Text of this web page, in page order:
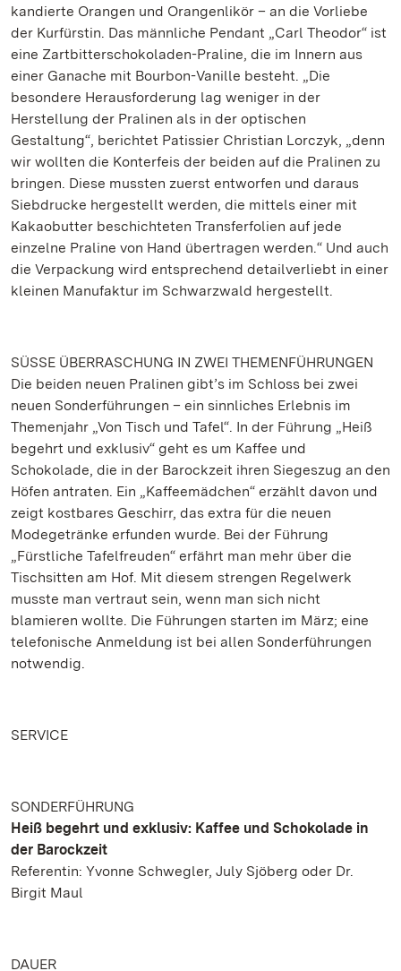
kandierte Orangen und Orangenlikör – an die Vorliebe
der Kurfürstin. Das männliche Pendant „Carl Theodor“ ist
eine Zartbitterschokoladen-Praline, die im Innern aus
einer Ganache mit Bourbon-Vanille besteht. „Die
besondere Herausforderung lag weniger in der
Herstellung der Pralinen als in der optischen
Gestaltung“, berichtet Patissier Christian Lorczyk, „denn
wir wollten die Konterfeis der beiden auf die Pralinen zu
bringen. Diese mussten zuerst entworfen und daraus
Siebdrucke hergestellt werden, die mittels einer mit
Kakaobutter beschichteten Transferfolien auf jede
einzelne Praline von Hand übertragen werden.“ Und auch
die Verpackung wird entsprechend detailverliebt in einer
kleinen Manufaktur im Schwarzwald hergestellt.
SÜSSE ÜBERRASCHUNG IN ZWEI THEMENFÜHRUNGEN
Die beiden neuen Pralinen gibt’s im Schloss bei zwei
neuen Sonderführungen – ein sinnliches Erlebnis im
Themenjahr „Von Tisch und Tafel“. In der Führung „Heiß
begehrt und exklusiv“ geht es um Kaffee und
Schokolade, die in der Barockzeit ihren Siegeszug an den
Höfen antraten. Ein „Kaffeemädchen“ erzählt davon und
zeigt kostbares Geschirr, das extra für die neuen
Modegetränke erfunden wurde. Bei der Führung
„Fürstliche Tafelfreuden“ erfährt man mehr über die
Tischsitten am Hof. Mit diesem strengen Regelwerk
musste man vertraut sein, wenn man sich nicht
blamieren wollte. Die Führungen starten im März; eine
telefonische Anmeldung ist bei allen Sonderführungen
notwendig.
SERVICE
SONDERFÜHRUNG
Heiß begehrt und exklusiv: Kaffee und Schokolade in
der Barockzeit
Referentin: Yvonne Schwegler, July Sjöberg oder Dr.
Birgit Maul
DAUER